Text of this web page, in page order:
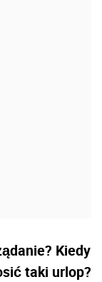
Kiedy
taki urlop?